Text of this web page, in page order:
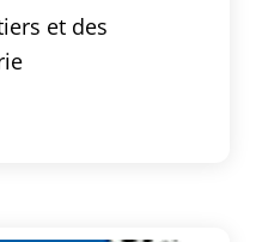
et des